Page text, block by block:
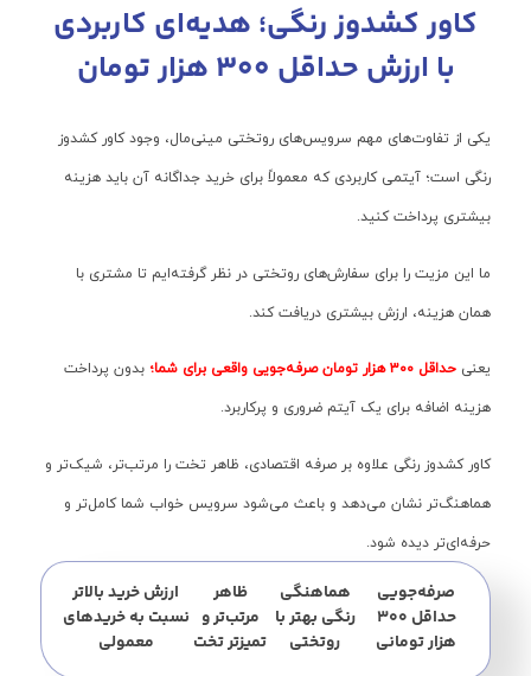
کاور کشدوز رنگی؛ هدیه‌ای کاربردی
با ارزش حداقل ۳۰۰ هزار تومان
یکی از تفاوت‌های مهم سرویس‌های روتختی مینی‌مال، وجود کاور کشدوز
رنگی است؛ آیتمی کاربردی که معمولاً برای خرید جداگانه آن باید هزینه
بیشتری پرداخت کنید.
ما این مزیت را برای سفارش‌های روتختی در نظر گرفته‌ایم تا مشتری با
همان هزینه، ارزش بیشتری دریافت کند.
یعنی حداقل ۳۰۰ هزار تومان صرفه‌جویی واقعی برای شما؛ بدون پرداخت
هزینه اضافه برای یک آیتم ضروری و پرکاربرد.
کاور کشدوز رنگی علاوه بر صرفه اقتصادی، ظاهر تخت را مرتب‌تر، شیک‌تر و
هماهنگ‌تر نشان می‌دهد و باعث می‌شود سرویس خواب شما کامل‌تر و
حرفه‌ای‌تر دیده شود.
صرفه‌جویی
حداقل ۳۰۰
هزار تومانی
هماهنگی
رنگی بهتر با
روتختی
ظاهر
مرتب‌تر و
تمیزتر تخت
ارزش خرید بالاتر
نسبت به خریدهای
معمولی